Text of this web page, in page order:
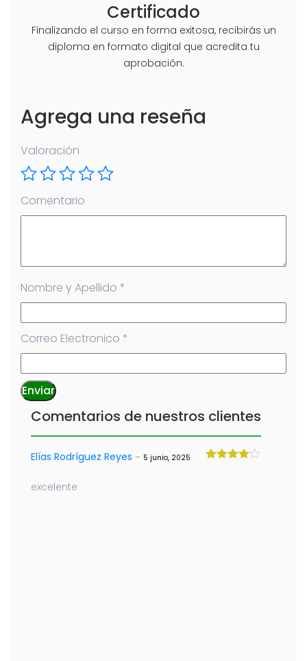
Certificado
Finalizando el curso en forma exitosa, recibirás un
diploma en formato digital que acredita tu
aprobación.
Agrega una reseña
Valoración
Comentario
Nombre y Apellido *
Correo Electronico *
Comentarios de nuestros clientes
Elías Rodríguez Reyes – 5 junio, 2025
excelente